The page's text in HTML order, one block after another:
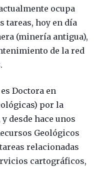
ocupa
tareas, hoy en día
(minería antigua),
de la red
.
es Doctora en
por la
desde hace unos
Geológicos
relacionadas
cartográficos,